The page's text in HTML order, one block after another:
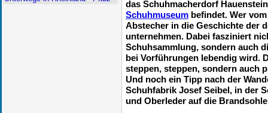
das Schuhmacherdorf
Schuhmuseum befindet. Wer
Abstecher in die Geschichte der
unternehmen. Dabei fasziniert
Schuhsammlung, sondern auch
bei Vorführungen lebendig wird.
steppen, steppen, sondern auch
Und noch ein Tipp nach der
Schuhfabrik Josef Seibel, in der
und Oberleder auf die